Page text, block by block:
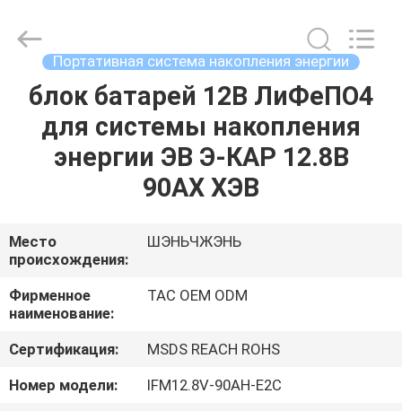
ДОМ
ПРОДУКТЫ
О
НАС
ПУТЕШЕСТВИЕ
ФАБРИКИ
Energy
Technology
Reserved.
Портативная система накопления энергии
блок батарей 12В ЛиФеПО4
для системы накопления
энергии ЭВ Э-КАР 12.8В
90АХ ХЭВ
Место
происхождения:
ШЭНЬЧЖЭНЬ
Фирменное
наименование:
TAC OEM ODM
Сертификация:
MSDS REACH ROHS
Номер модели:
IFM12.8V-90AH-E2C